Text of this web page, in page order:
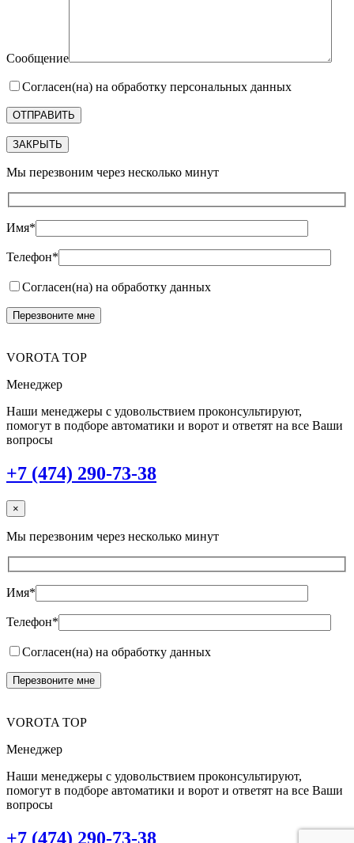
Сообщение
Согласен(на) на обработку персональных данных
ЗАКРЫТЬ
Мы перезвоним через несколько минут
Имя*
Телефон*
Согласен(на) на обработку данных
VOROTA TOP
Менеджер
Наши менеджеры с удовольствием проконсультируют,
помогут в подборе автоматики и ворот и ответят на все Ваши
вопросы
+7 (474) 290-73-38
×
Мы перезвоним через несколько минут
Имя*
Телефон*
Согласен(на) на обработку данных
VOROTA TOP
Менеджер
Наши менеджеры с удовольствием проконсультируют,
помогут в подборе автоматики и ворот и ответят на все Ваши
вопросы
+7 (474) 290-73-38